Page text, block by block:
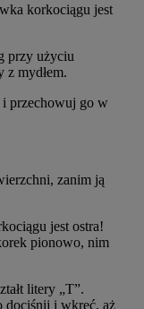
korkociągu jest
przy użyciu
z mydłem.
i przechowuj go w
zanim ją
jest ostra!
pionowo, nim
litery „T”.
dociśnij i wkręć, aż